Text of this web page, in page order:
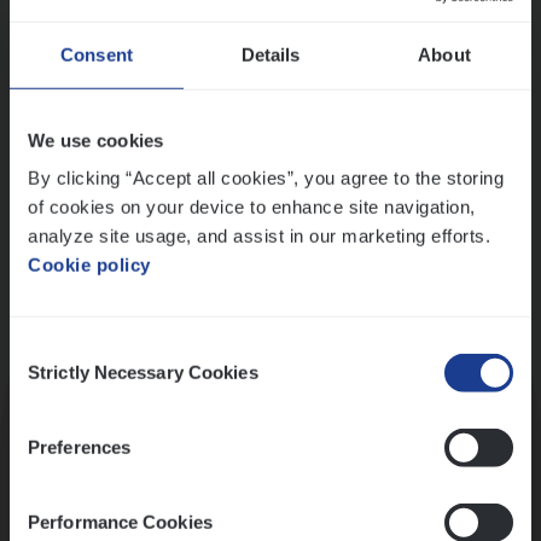
Consent Details About
We use cookies
By clicking “Accept all cookies”, you agree to the storing
of cookies on your device to enhance site navigation,
analyze site usage, and assist in our marketing efforts.
Cookie policy
Selection
Strictly Necessary Cookies
Preferences
Performance Cookies
Ons sollicitatieproces